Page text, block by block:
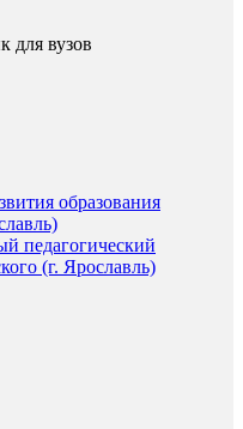
для вузов
образования
педагогический
(г. Ярославль)